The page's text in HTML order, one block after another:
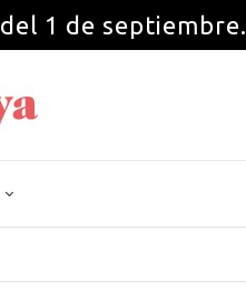
1 de septiembre.